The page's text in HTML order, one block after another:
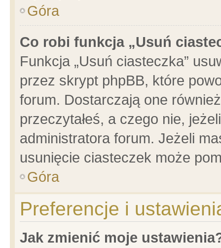
Góra
Co robi funkcja „Usuń
Funkcja „Usuń ciasteczka”
przez skrypt phpBB, które
forum. Dostarczają one
przeczytałeś, a czego nie,
administratora forum. Jeżeli
usunięcie ciasteczek może
Góra
Preferencje i
Jak zmienić moje